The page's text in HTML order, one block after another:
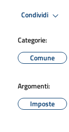
Condividi
Categorie:
Comune
Argomenti:
Imposte